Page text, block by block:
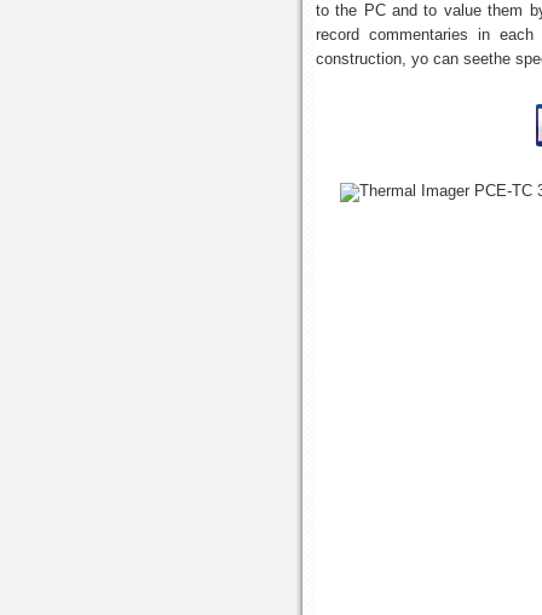
to the PC and to value them
record commentaries in
construction, yo can seethe